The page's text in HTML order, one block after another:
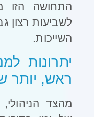
התחושה הזו
לשביעות רצון
השייכות.
יתרונות
ראש, יותר
מהצד